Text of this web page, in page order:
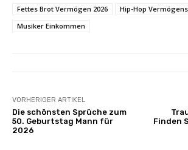
Fettes Brot Vermögen 2026
Hip-Hop
Musiker Einkommen
VORHERIGER ARTIKEL
Die schönsten Sprüche zum
50. Geburtstag Mann für
2026
Finden